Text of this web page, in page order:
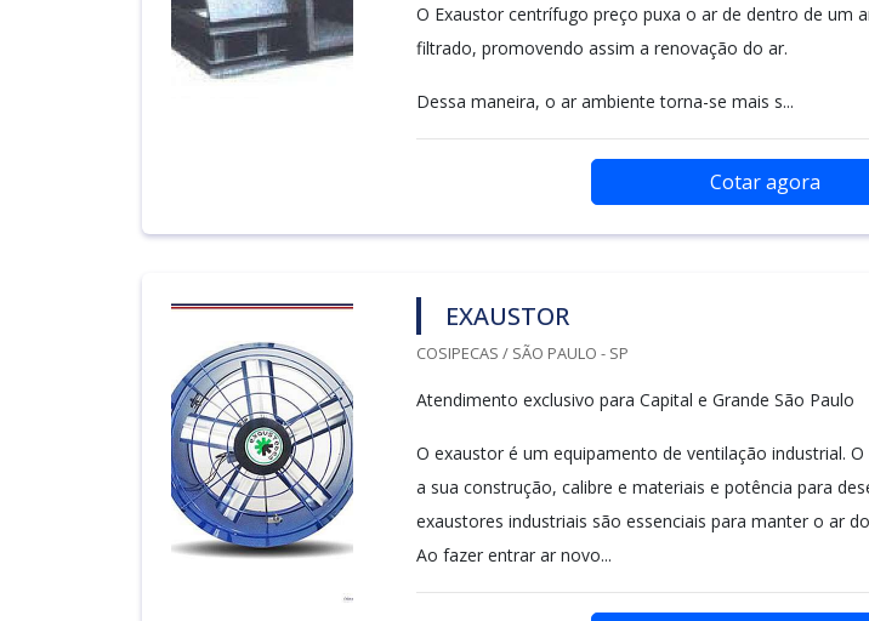
O Exaustor centrífugo preço puxa o ar de dentro de um
filtrado, promovendo assim a renovação do ar.
Dessa maneira, o ar ambiente torna-se mais s...
Cotar agora
EXAUSTOR
COSIPECAS / SÃO PAULO - SP
Atendimento exclusivo para Capital e Grande São Paulo
O exaustor é um equipamento de ventilação industrial.
a sua construção, calibre e materiais e potência para
exaustores industriais são essenciais para manter o ar
Ao fazer entrar ar novo...